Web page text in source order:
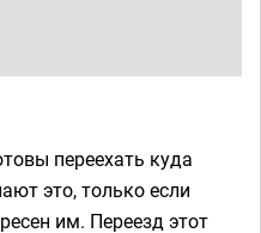
переехать куда
это, только если
им. Переезд этот